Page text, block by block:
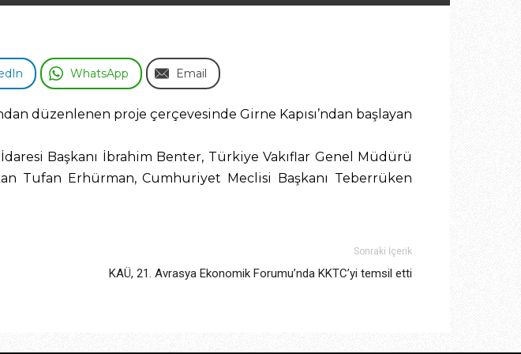
WhatsApp Email
düzenlenen proje çerçevesinde Girne Kapısı’ndan başlayan
Başkanı İbrahim Benter, Türkiye Vakıflar Genel Müdürü
Tufan Erhürman, Cumhuriyet Meclisi Başkanı Teberrüken
Sonraki İçerik
KAÜ, 21. Avrasya Ekonomik Forumu’nda KKTC’yi temsil etti